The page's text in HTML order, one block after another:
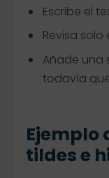
Escribe el
Revisa
Añade una
todavía
Ejemplo
tildes e